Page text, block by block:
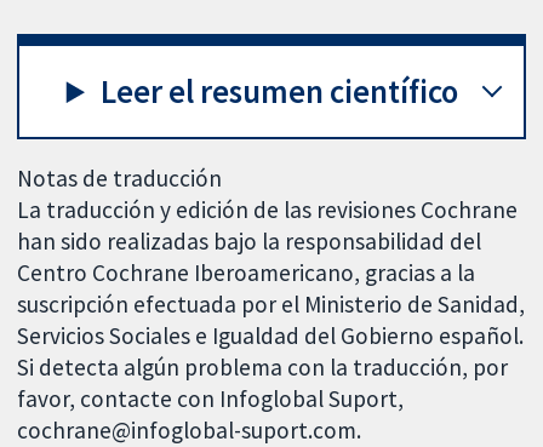
Leer el resumen científico
Notas de traducción
La traducción y edición de las revisiones Cochrane
han sido realizadas bajo la responsabilidad del
Centro Cochrane Iberoamericano, gracias a la
suscripción efectuada por el Ministerio de Sanidad,
Servicios Sociales e Igualdad del Gobierno español.
Si detecta algún problema con la traducción, por
favor, contacte con Infoglobal Suport,
cochrane@infoglobal-suport.com.